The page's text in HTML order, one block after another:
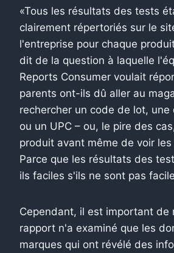
«Tous les résultats des tests
clairement répertoriés sur le
l'entreprise pour chaque
dit de la question à laquelle
Reports Consumer voulait
parents ont-ils dû aller au
rechercher un code de lot, une
ou un UPC – ou, le pire des
produit avant même de voir
Parce que les résultats des
ils faciles s'ils ne sont pas
Cependant, il est important de
rapport n'a examiné que les
marques qui ont révélé des